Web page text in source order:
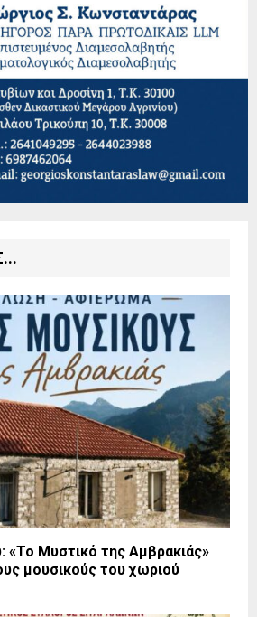
«Το Μυστικό της Αμβρακιάς»
μουσικούς του χωριού